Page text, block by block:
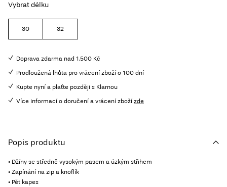
Vybrat délku
30 32
Doprava zdarma nad 1.500 Kč
Prodloužená lhůta pro vrácení zboží o 100 dní
Kupte nyní a plaťte později s Klarnou
Více informací o doručení a vrácení zboží zde
Popis produktu
• Džíny se středně vysokým pasem a úzkým střihem
• Zapínání na zip a knoflík
• Pět kapes